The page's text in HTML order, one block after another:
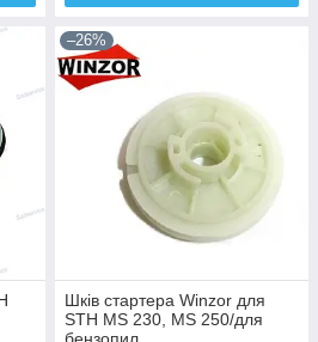
–26%
Шків стартера Winzor для
STH MS 230, MS 250/для